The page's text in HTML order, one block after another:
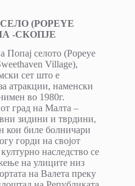
(POPEYE
-СКОПЈЕ
Попај селото (Popeye
Village),
сет што е
атракции, наменски
во 1980г.
град на Малта –
зидини и тврдини,
кои биле болничари
горди на својот
наследство се
на улиците низ
на Валета преку